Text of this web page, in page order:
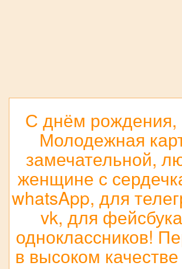
С днём рождения,
Молодежная
замечательной,
женщине с
whatsApp, для
vk, для
одноклассников!
в высоком